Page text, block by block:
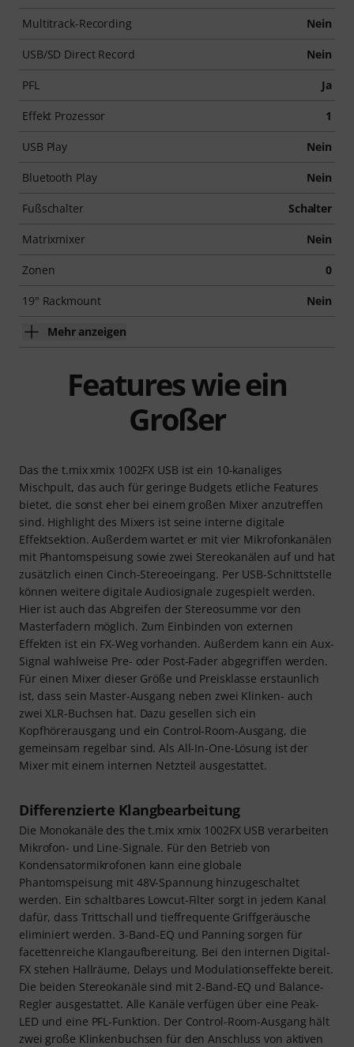
Multitrack-Recording Nein
USB/SD Direct Record Nein
PFL Ja
Effekt Prozessor 1
USB Play Nein
Bluetooth Play Nein
Fußschalter Schalter
Matrixmixer Nein
Zonen 0
19" Rackmount Nein
Mehr anzeigen
Features wie ein
Großer
Das the t.mix xmix 1002FX USB ist ein 10-kanaliges
Mischpult, das auch für geringe Budgets etliche Features
bietet, die sonst eher bei einem großen Mixer anzutreffen
sind. Highlight des Mixers ist seine interne digitale
Effektsektion. Außerdem wartet er mit vier Mikrofonkanälen
mit Phantomspeisung sowie zwei Stereokanälen auf und hat
zusätzlich einen Cinch-Stereoeingang. Per USB-Schnittstelle
können weitere digitale Audiosignale zugespielt werden.
Hier ist auch das Abgreifen der Stereosumme vor den
Masterfadern möglich. Zum Einbinden von externen
Effekten ist ein FX-Weg vorhanden. Außerdem kann ein Aux-
Signal wahlweise Pre- oder Post-Fader abgegriffen werden.
Für einen Mixer dieser Größe und Preisklasse erstaunlich
ist, dass sein Master-Ausgang neben zwei Klinken- auch
zwei XLR-Buchsen hat. Dazu gesellen sich ein
Kopfhörerausgang und ein Control-Room-Ausgang, die
gemeinsam regelbar sind. Als All-In-One-Lösung ist der
Mixer mit einem internen Netzteil ausgestattet.
Differenzierte Klangbearbeitung
Die Monokanäle des the t.mix xmix 1002FX USB verarbeiten
Mikrofon- und Line-Signale. Für den Betrieb von
Kondensatormikrofonen kann eine globale
Phantomspeisung mit 48V-Spannung hinzugeschaltet
werden. Ein schaltbares Lowcut-Filter sorgt in jedem Kanal
dafür, dass Trittschall und tieffrequente Griffgeräusche
eliminiert werden. 3-Band-EQ und Panning sorgen für
facettenreiche Klangaufbereitung. Bei den internen Digital-
FX stehen Hallräume, Delays und Modulationseffekte bereit.
Die beiden Stereokanäle sind mit 2-Band-EQ und Balance-
Regler ausgestattet. Alle Kanäle verfügen über eine Peak-
LED und eine PFL-Funktion. Der Control-Room-Ausgang hält
zwei große Klinkenbuchsen für den Anschluss von aktiven